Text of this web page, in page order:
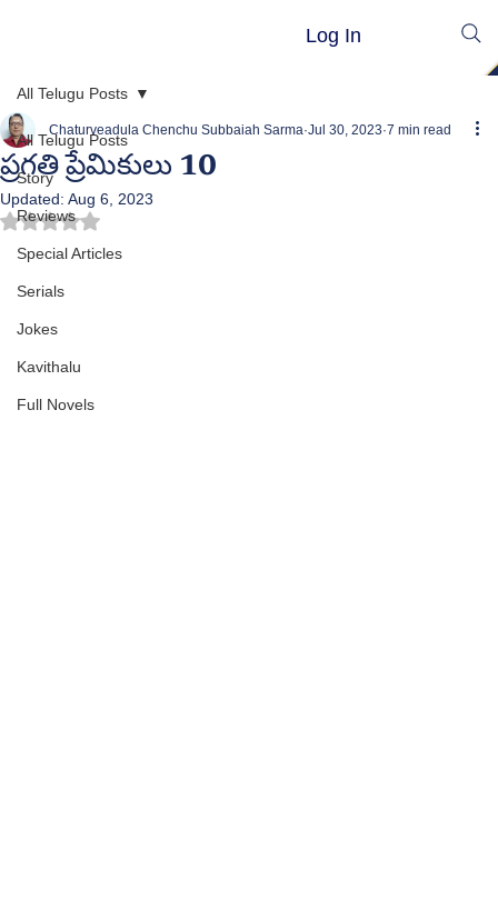
Log In
All Telugu Posts
Story
Reviews
Special Articles
Serials
Jokes
Kavithalu
Full Novels
All Telugu Posts
ప్రగతి ప్రేమికులు 10
Chaturveadula Chenchu Subbaiah Sarma Jul 30, 2023 7 min read
Updated: Aug 6, 2023
Rated NaN out of 5 stars.